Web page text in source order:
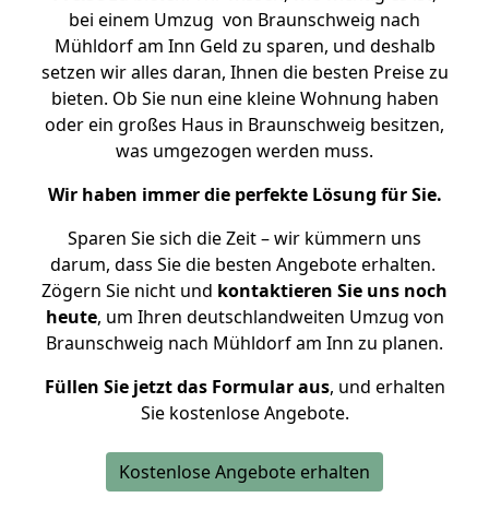
bei einem Umzug von Braunschweig nach
Mühldorf am Inn Geld zu sparen, und deshalb
setzen wir alles daran, Ihnen die besten Preise zu
bieten. Ob Sie nun eine kleine Wohnung haben
oder ein großes Haus in Braunschweig besitzen,
was umgezogen werden muss.
Wir haben immer die perfekte Lösung für Sie.
Sparen Sie sich die Zeit – wir kümmern uns
darum, dass Sie die besten Angebote erhalten.
Zögern Sie nicht und kontaktieren Sie uns noch
heute, um Ihren deutschlandweiten Umzug von
Braunschweig nach Mühldorf am Inn zu planen.
Füllen Sie jetzt das Formular aus, und erhalten
Sie kostenlose Angebote.
Kostenlose Angebote erhalten